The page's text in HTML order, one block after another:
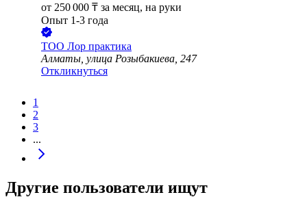
от 250 000 ₸ за месяц, на руки
Опыт 1-3 года
ТОО Лор практика
Алматы, улица Розыбакиева, 247
Откликнуться
1
2
3
...
Другие пользователи ищут